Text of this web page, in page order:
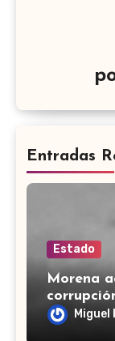
Entradas
Estado
Morena
desfalco
Alto
Miguel